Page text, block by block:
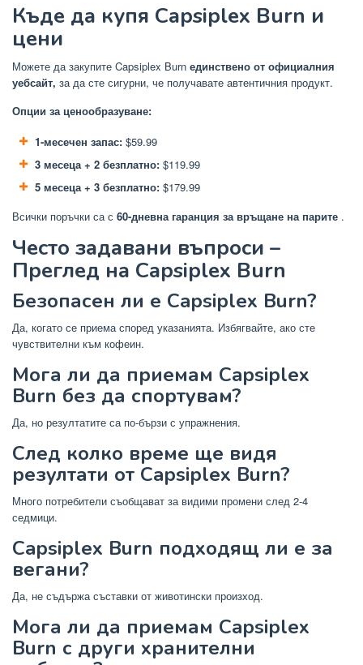
Къде да купя Capsiplex Burn и
цени
Можете да закупите Capsiplex Burn единствено от официалния
уебсайт, за да сте сигурни, че получавате автентичния продукт.
Опции за ценообразуване:
1-месечен запас: $59.99
3 месеца + 2 безплатно: $119.99
5 месеца + 3 безплатно: $179.99
Всички поръчки са с 60-дневна гаранция за връщане на парите .
Често задавани въпроси –
Преглед на Capsiplex Burn
Безопасен ли е Capsiplex Burn?
Да, когато се приема според указанията. Избягвайте, ако сте
чувствителни към кофеин.
Мога ли да приемам Capsiplex
Burn без да спортувам?
Да, но резултатите са по-бързи с упражнения.
След колко време ще видя
резултати от Capsiplex Burn?
Много потребители съобщават за видими промени след 2-4
седмици.
Capsiplex Burn подходящ ли е за
вегани?
Да, не съдържа съставки от животински произход.
Мога ли да приемам Capsiplex
Burn с други хранителни